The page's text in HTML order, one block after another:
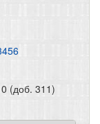
(доб. 311)